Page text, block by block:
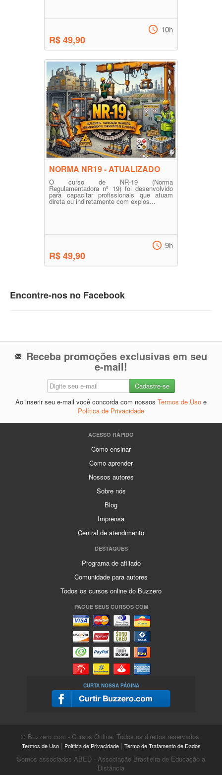
R$ 49,90
10h
NORMA NR19 - ATUALIZADO
O curso de NR-19 (Norma
Regulamentadora nº 19) foi desenvolvido
para capacitar profissionais que atuam
direta ou indiretamente com explos...
R$ 49,90
9h
Encontre-nos no Facebook
Receba promoções exclusivas em seu
e-mail!
Ao inserir seu e-mail você concorda com nossos Termos de Uso e
Política de Privacidade
ACESSO RÁPIDO
Como ensinar
Como aprender
Nossos autores
Sobre nós
Blog
Imprensa
Central de atendimento
DESTAQUES
Programa de afiliado
Comunidade para autores
Todos os cursos online do Buzzero
PAGUE SEUS CURSOS COM
CURTA NOSSA PÁGINA
© Buzzero.com - Cursos Online. Todos os direitos reservados.
Termos de Uso| Política de Privacidade| Termo de Tratamento de Dados
Somos associados ABED - Associação Brasileira de Educação a
Distância